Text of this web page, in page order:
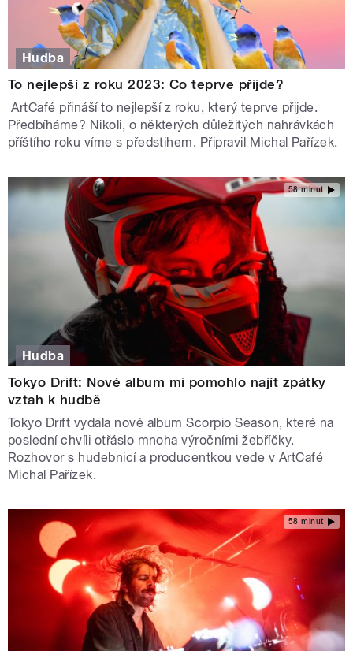
Hudba
To nejlepší z roku 2023: Co teprve přijde?
ArtCafé přináší to nejlepší z roku, který teprve přijde.
Předbíháme? Nikoli, o některých důležitých nahrávkách
příštího roku víme s předstihem. Připravil Michal Pařízek.
58 minut
Hudba
Tokyo Drift: Nové album mi pomohlo najít zpátky
vztah k hudbě
Tokyo Drift vydala nové album Scorpio Season, které na
poslední chvíli otřáslo mnoha výročními žebříčky.
Rozhovor s hudebnicí a producentkou vede v ArtCafé
Michal Pařízek.
58 minut